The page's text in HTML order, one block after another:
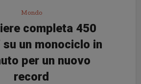
Mondo
completa 450
su un monociclo in
per un nuovo
record